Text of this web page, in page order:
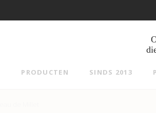
PRODUCTEN SINDS 2013